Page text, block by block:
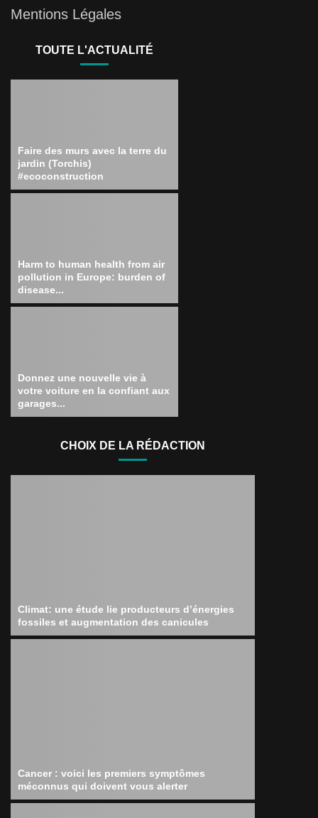
Mentions Légales
TOUTE L'ACTUALITÉ
Faire des murs avec la terre du
jardin (Torchis)
#ecoconstruction
Harm to human health from air
pollution in Europe: burden of
disease...
Donnez une nouvelle vie à
votre voiture en la confiant aux
garages...
CHOIX DE LA RÉDACTION
Climat: une étude lie producteurs d’énergies
fossiles et augmentation des canicules
Cancer : voici les premiers symptômes
méconnus qui doivent vous alerter